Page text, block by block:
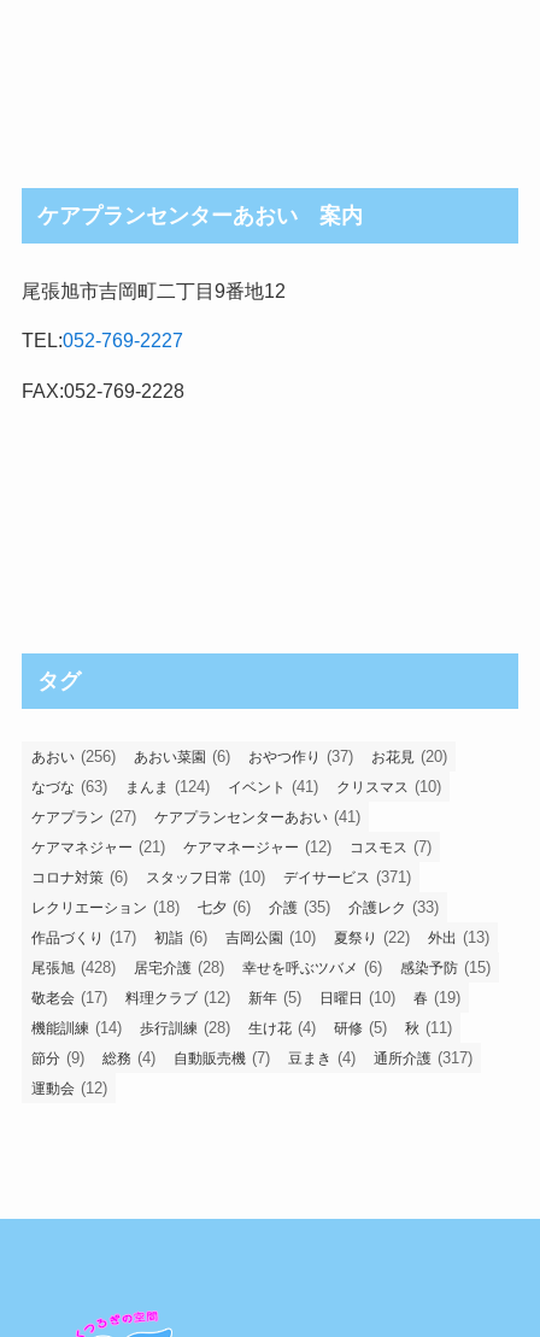
ケアプランセンターあおい 案内
尾張旭市吉岡町二丁目9番地12
TEL:052-769-2227
FAX:052-769-2228
タグ
あおい (256) あおい菜園 (6) おやつ作り (37) お花見 (20)
なづな (63) まんま (124) イベント (41) クリスマス (10)
ケアプラン (27) ケアプランセンターあおい (41)
ケアマネジャー (21) ケアマネージャー (12) コスモス (7)
コロナ対策 (6) スタッフ日常 (10) デイサービス (371)
レクリエーション (18) 七夕 (6) 介護 (35) 介護レク (33)
作品づくり (17) 初詣 (6) 吉岡公園 (10) 夏祭り (22) 外出 (13)
尾張旭 (428) 居宅介護 (28) 幸せを呼ぶツバメ (6) 感染予防 (15)
敬老会 (17) 料理クラブ (12) 新年 (5) 日曜日 (10) 春 (19)
機能訓練 (14) 歩行訓練 (28) 生け花 (4) 研修 (5) 秋 (11)
節分 (9) 総務 (4) 自動販売機 (7) 豆まき (4) 通所介護 (317)
運動会 (12)